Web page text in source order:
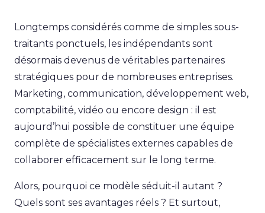
Longtemps considérés comme de simples sous-
traitants ponctuels, les indépendants sont
désormais devenus de véritables partenaires
stratégiques pour de nombreuses entreprises.
Marketing, communication, développement web,
comptabilité, vidéo ou encore design : il est
aujourd’hui possible de constituer une équipe
complète de spécialistes externes capables de
collaborer efficacement sur le long terme.
Alors, pourquoi ce modèle séduit-il autant ?
Quels sont ses avantages réels ? Et surtout,